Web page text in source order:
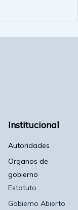
Institucional
Autoridades
Organos de
gobierno
Estatuto
Gobierno Abierto